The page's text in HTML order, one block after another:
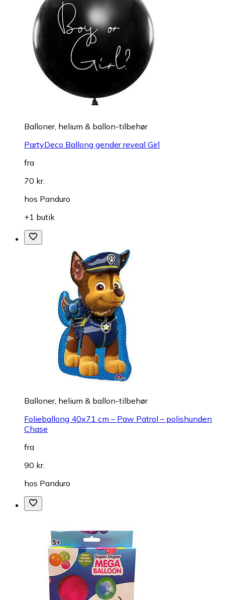
Balloner, helium & ballon-tilbehør
PartyDeco Ballong gender reveal Girl
fra
70 kr.
hos Panduro
+1 butik
Balloner, helium & ballon-tilbehør
Folieballong 40x71 cm – Paw Patrol – polishunden
Chase
fra
90 kr.
hos Panduro